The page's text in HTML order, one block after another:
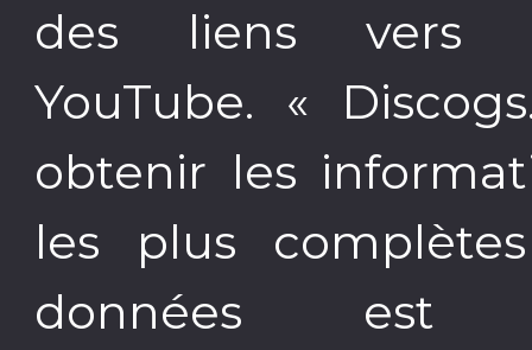
des liens vers
YouTube. «
obtenir les
les plus
données est